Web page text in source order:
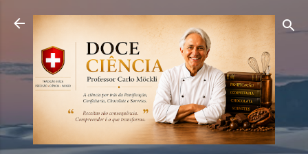
Pular para o conteúdo principal